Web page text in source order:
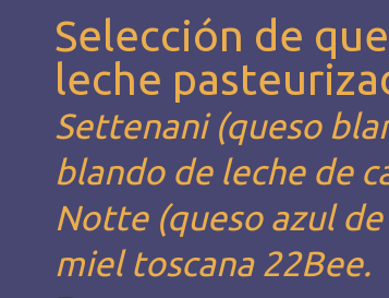
Selección de
leche
Settenani (queso
blando de leche de
Notte (queso azul
miel toscana 22Bee.